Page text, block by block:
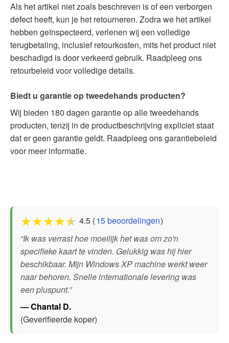
Als het artikel niet zoals beschreven is of een verborgen
defect heeft, kun je het retourneren. Zodra we het artikel
hebben geïnspecteerd, verlenen wij een volledige
terugbetaling, inclusief retourkosten, mits het product niet
beschadigd is door verkeerd gebruik. Raadpleeg ons
retourbeleid voor volledige details.
Biedt u garantie op tweedehands producten?
Wij bieden 180 dagen garantie op alle tweedehands
producten, tenzij in de productbeschrijving expliciet staat
dat er geen garantie geldt. Raadpleeg ons garantiebeleid
voor meer informatie.
★★★★★ 4.5 (15 beoordelingen)
“Ik was verrast hoe moeilijk het was om zo'n
specifieke kaart te vinden. Gelukkig was hij hier
beschikbaar. Mijn Windows XP machine werkt weer
naar behoren. Snelle internationale levering was
een pluspunt.”
— Chantal D.
(Geverifieerde koper)